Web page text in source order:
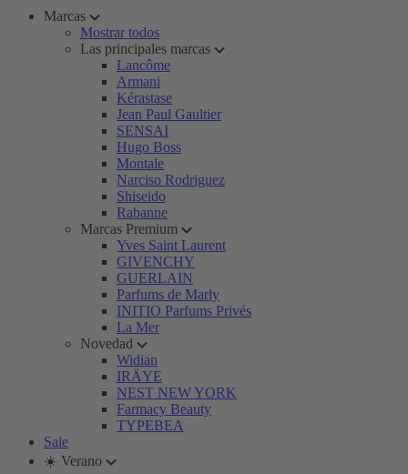
Marcas
Mostrar todos
Las principales marcas
Lancôme
Armani
Kérastase
Jean Paul Gaultier
SENSAI
Hugo Boss
Montale
Narciso Rodriguez
Shiseido
Rabanne
Marcas Premium
Yves Saint Laurent
GIVENCHY
GUERLAIN
Parfums de Marly
INITIO Parfums Privés
La Mer
Novedad
Widian
IRÄYE
NEST NEW YORK
Farmacy Beauty
TYPEBEA
Sale
☀️ Verano